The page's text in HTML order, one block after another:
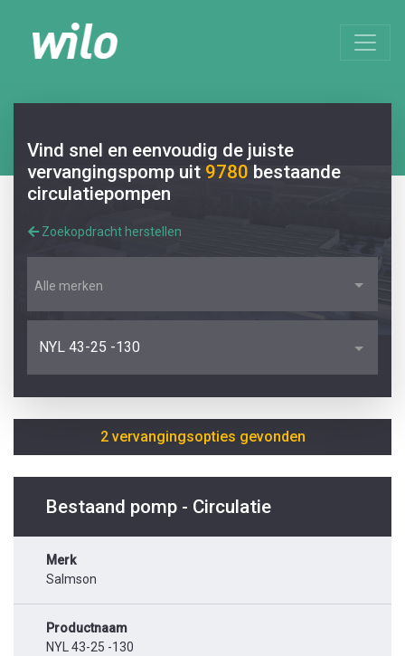
Vind snel en eenvoudig de juiste
vervangingspomp uit 9780 bestaande
circulatiepompen
Zoekopdracht herstellen
Alle merken
NYL 43-25 -130
2 vervangingsopties gevonden
Bestaand pomp - Circulatie
Merk
Salmson
Productnaam
NYL 43-25 -130